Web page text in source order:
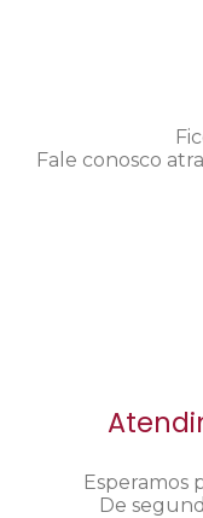
Fale conosco
Esperamos
De